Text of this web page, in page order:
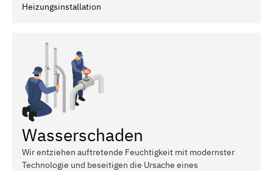
Heizungsinstallation
Wasserschaden
Wir entziehen auftretende Feuchtigkeit mit modernster
Technologie und beseitigen die Ursache eines